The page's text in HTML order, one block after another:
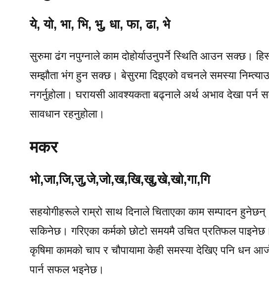
ये, यो, भा, भि, भु, धा, फा, ढा, भे
सुरुमा ढंग नपुग्नाले काम दोहोर्याउनुपर्ने स्थिति आउन सक्छ।
सम्झौता भंग हुन सक्छ। बेसुरमा दिइएको वचनले समस्या
नगर्नुहोला। घरायसी आवश्यकता बढ्नाले अर्थ अभाव देखा
सावधान रहनुहोला।
मकर
भो,जा,जि,जु,जे,जो,ख,खि,खु,खे,खो,गा,गि
सहयोगीहरूले राम्रो साथ दिनाले चिताएका काम सम्पादन
सकिनेछ। गरिएका कर्मको छोटो समयमै उचित प्रतिफल
कृषिमा कामको चाप र चौपायामा केही समस्या देखिए पनि धन
पार्न सफल भइनेछ।